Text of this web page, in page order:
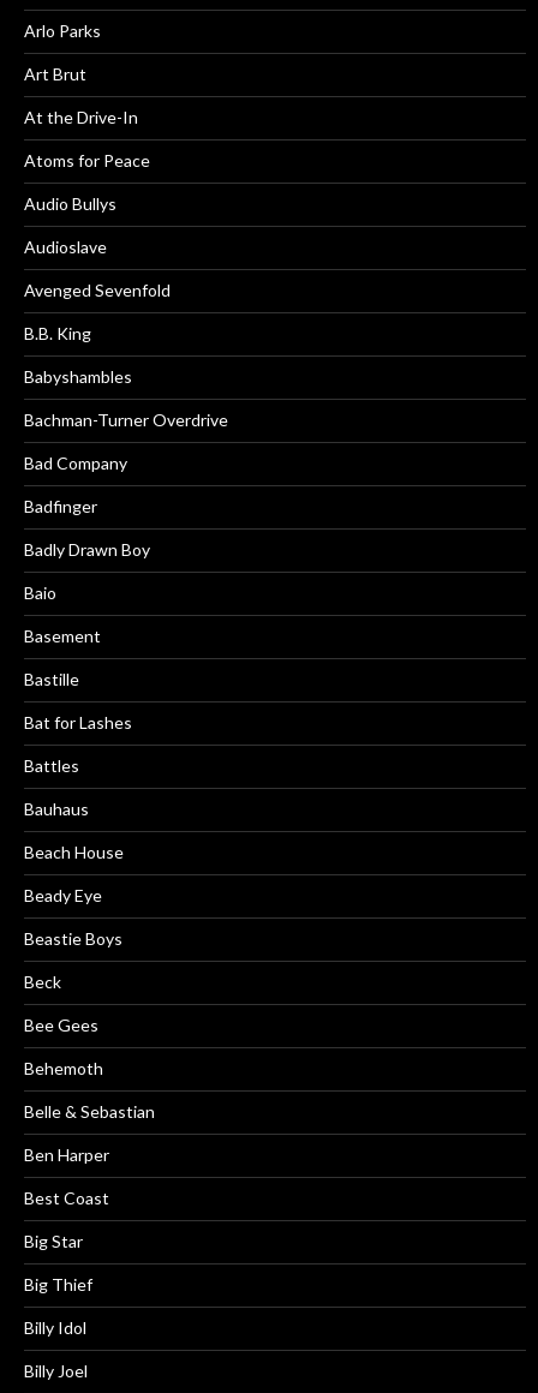
Arlo Parks
Art Brut
At the Drive-In
Atoms for Peace
Audio Bullys
Audioslave
Avenged Sevenfold
B.B. King
Babyshambles
Bachman-Turner Overdrive
Bad Company
Badfinger
Badly Drawn Boy
Baio
Basement
Bastille
Bat for Lashes
Battles
Bauhaus
Beach House
Beady Eye
Beastie Boys
Beck
Bee Gees
Behemoth
Belle & Sebastian
Ben Harper
Best Coast
Big Star
Big Thief
Billy Idol
Billy Joel